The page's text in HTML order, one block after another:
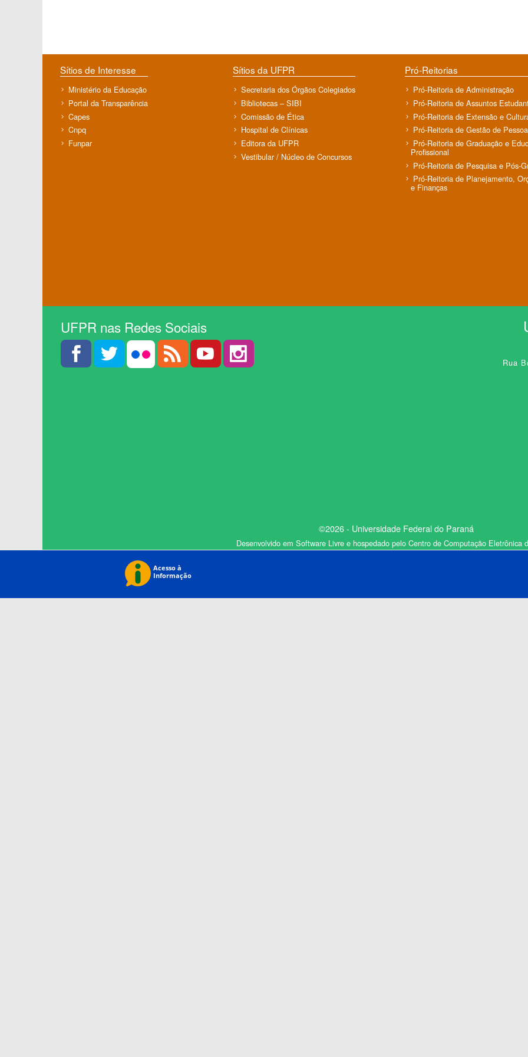
Sítios de Interesse
Ministério da Educação
Portal da Transparência
Capes
Cnpq
Funpar
Sítios da UFPR
Secretaria dos Órgãos Colegiados
Bibliotecas – SIBI
Comissão de Ética
Hospital de Clínicas
Editora da UFPR
Vestibular / Núcleo de Concursos
Pró-Reitorias
Pró-Reitoria de Administração
Pró-Reitoria de Assuntos
Pró-Reitoria de Extensão e
Pró-Reitoria de Gestão de
Pró-Reitoria de Graduação e
Profissional
Pró-Reitoria de Pesquisa e Pós-
Pró-Reitoria de Planejamento,
e Finanças
UFPR nas Redes Sociais
Rua
©2026 - Universidade Federal do Paraná
Desenvolvido em Software Livre e hospedado pelo Centro de Computação Eletrônica